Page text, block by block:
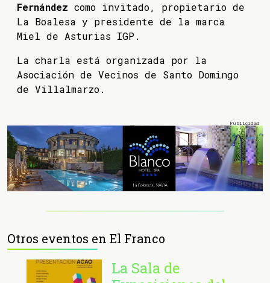
Fernández como invitado, propietario de
La Boalesa y presidente de la marca
Miel de Asturias IGP.
La charla está organizada por la
Asociación de Vecinos de Santo Domingo
de Villalmarzo.
Otros eventos en El Franco
La Sala de